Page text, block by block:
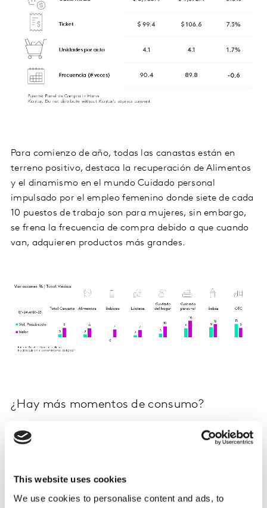
This website uses cookies
We use cookies to personalise content and ads, to
Para comienzo de año, todas las canastas están en
terreno positivo, destaca la recuperación de Alimentos
y el dinamismo en el mundo Cuidado personal
impulsado por el empleo femenino donde siete de cada
10 puestos de trabajo son para mujeres, sin embargo,
se frena la frecuencia de compra debido a que cuando
van, adquieren productos más grandes.
¿Hay más momentos de consumo?
que nos traerá la transición, impera la necesidad de
A través de nuestro panel Usage, el cual tiene el